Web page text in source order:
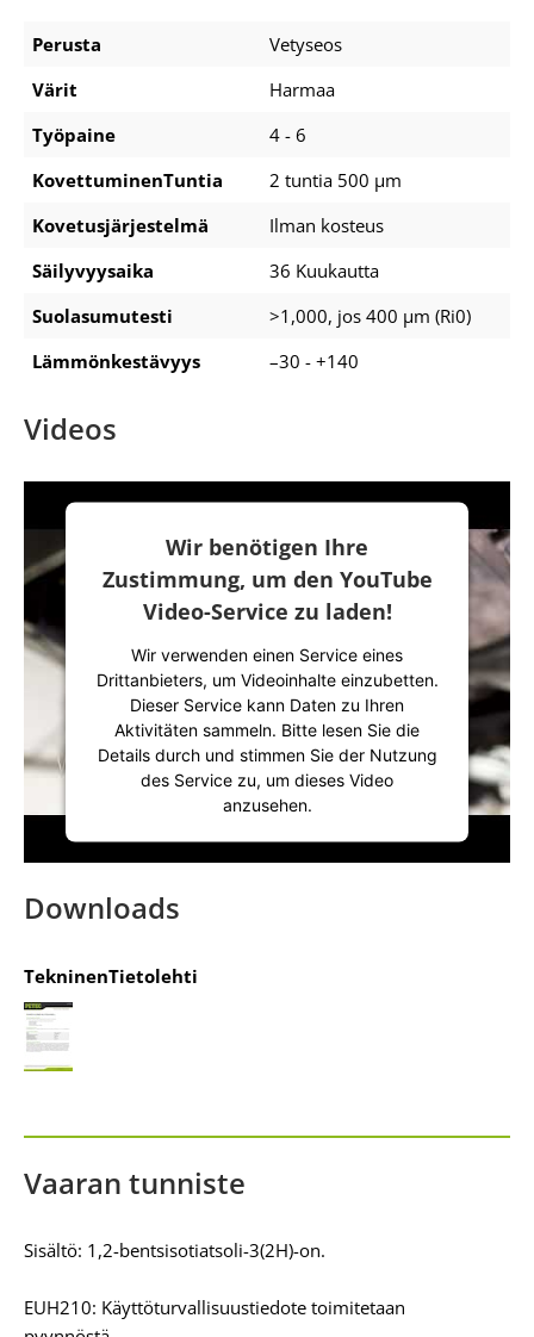
Perusta
Vetyseos
Värit
Harmaa
Työpaine
4 - 6
KovettuminenTuntia
2 tuntia 500 μm
Kovetusjärjestelmä
Ilman kosteus
Säilyvyysaika
36 Kuukautta
Suolasumutesti
>1,000, jos 400 μm (Ri0)
Lämmönkestävyys
–30 - +140
Videos
Wir benötigen Ihre
Zustimmung, um den YouTube
Video-Service zu laden!
Wir verwenden einen Service eines
Drittanbieters, um Videoinhalte einzubetten.
Dieser Service kann Daten zu Ihren
Aktivitäten sammeln. Bitte lesen Sie die
Details durch und stimmen Sie der Nutzung
des Service zu, um dieses Video
anzusehen.
powered by
Downloads
TekninenTietolehti
Vaaran tunniste
Sisältö: 1,2-bentsisotiatsoli-3(2H)-on.
EUH210: Käyttöturvallisuustiedote toimitetaan